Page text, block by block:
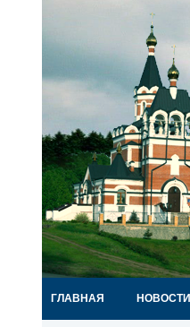
ГЛАВНАЯ НОВОСТИ